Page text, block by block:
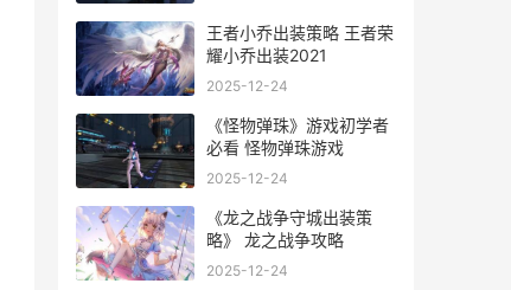
王者小乔出装策略 王者荣
耀小乔出装2021
2025-12-24
《怪物弹珠》游戏初学者
必看 怪物弹珠游戏
2025-12-24
《龙之战争守城出装策
略》 龙之战争攻略
2025-12-24